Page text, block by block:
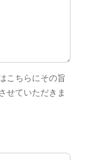
こちらにその旨
せていただきま